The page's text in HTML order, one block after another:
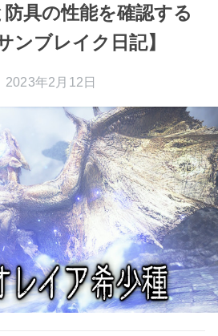
防具の性能を確認する
ンブレイク日記】
2023年2月12日